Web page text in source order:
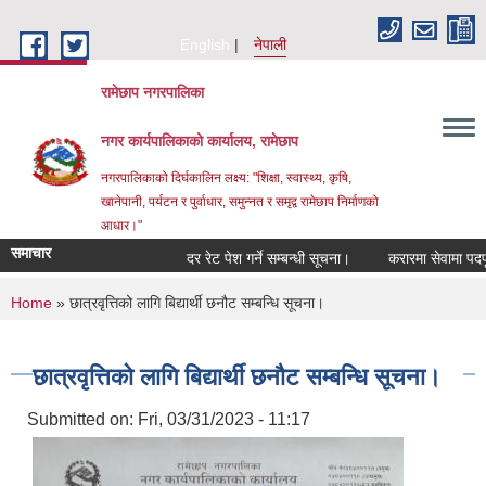
English
नेपाली
रामेछाप नगरपालिका
नगर कार्यपालिकाको कार्यालय, रामेछाप
नगरपालिकाको दिर्घकालिन लक्ष्य: "शिक्षा, स्वास्थ्य, कृषि,
खानेपानी, पर्यटन र पुर्वाधार, समुन्नत र समृद्व रामेछाप निर्माणको
आधार।"
समाचार दर रेट पेश गर्ने सम्बन्धी सूचना। करारमा सेवामा पदपूर्ति
You are here
Home » छात्रवृत्तिको लागि बिद्यार्थी छनौट सम्बन्धि सूचना।
छात्रवृत्तिको लागि बिद्यार्थी छनौट सम्बन्धि सूचना।
Submitted on: Fri, 03/31/2023 - 11:17